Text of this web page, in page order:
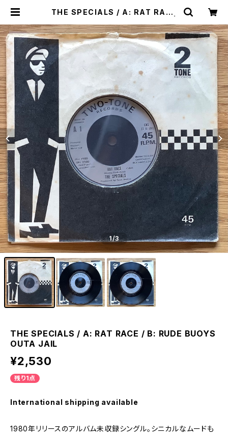
THE SPECIALS / A: RAT RACE
Plastic Soul Records
1/3
THE SPECIALS / A: RAT RACE / B: RUDE BUOYS
OUTA JAIL
¥2,530
残り1点
International shipping available
1980年リリースのアルバム未収録シングル。シニカルなムードも